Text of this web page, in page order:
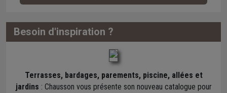
Besoin d'inspiration ?
Terrasses, bardages, parements, piscine, allées et
jardins : Chausson vous présente son nouveau catalogue pour